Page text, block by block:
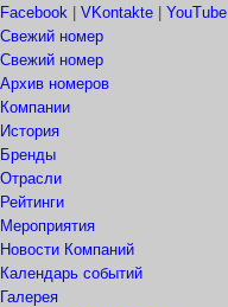
Facebook VKontakte YouTube
Свежий номер
Свежий номер
Архив номеров
Компании
История
Бренды
Отрасли
Рейтинги
Мероприятия
Новости Компаний
Календарь событий
Галерея